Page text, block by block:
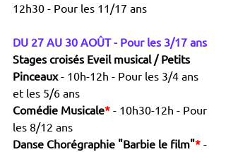
12h30 - Pour les 11/17 ans
DU 27 AU 30 AOÛT - Pour les 3/17 ans
Stages croisés Eveil musical / Petits
Pinceaux - 10h-12h - Pour les 3/4 ans
et les 5/6 ans
Comédie Musicale* - 10h30-12h - Pour
les 8/12 ans
Danse Chorégraphie "Barbie le film"* -